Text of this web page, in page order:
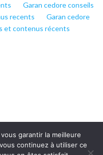
Garan cedore conseils
recents
Garan cedore
et contenus récents
garantir la meilleure
continuez à utiliser ce